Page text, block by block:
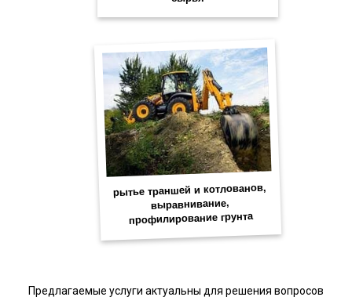
Предлагаемые услуги актуальны для решения вопросов